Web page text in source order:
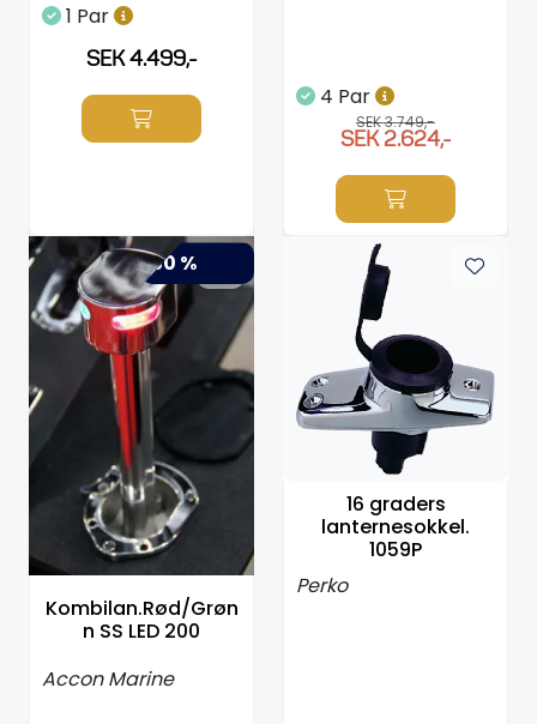
1 Par
SEK 4.499,-
4 Par
SEK 3.749,-
SEK 2.624,-
-50 %
Kombilan.Rød/Grøn
n SS LED 200
Accon Marine
16 graders
lanternesokkel.
1059P
Perko